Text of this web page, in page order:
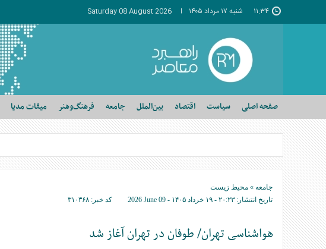
۱۱:۳۴ شنبه ۱۷ مرداد ۱۴۰۵ Saturday 08 August 2026
صفحه اصلی سیاست اقتصاد بین‌الملل جامعه فرهنگ‌وهنر میقات مدیا
جامعه » محیط زیست
تاریخ انتشار: ۲۰:۲۳ - ۱۹ خرداد ۱۴۰۵ - 2026 June 09 کد خبر: ۳۱۰۳۶۸
هواشناسی تهران/ طوفان در تهران آغاز شد